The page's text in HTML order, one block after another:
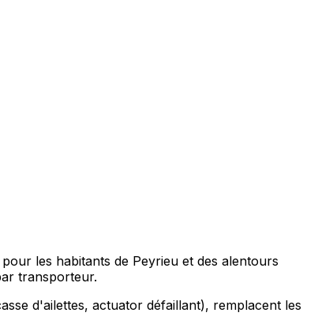
les habitants de Peyrieu et des alentours
transporteur.
d'ailettes, actuator défaillant), remplacent les